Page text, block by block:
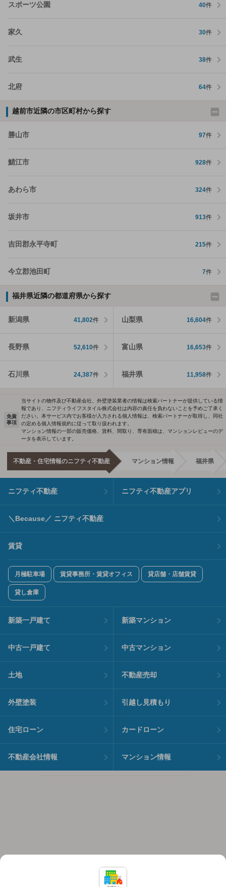
スポーツ公園 40件
家久 30件
武生 38件
北府 64件
越前市近隣の市区町村から探す
勝山市 97件
鯖江市 928件
あわら市 324件
坂井市 913件
吉田郡永平寺町 215件
今立郡池田町 7件
福井県近隣の都道府県から探す
新潟県 41,802件 山梨県 16,604件
長野県 52,610件 富山県 16,653件
石川県 24,387件 福井県 11,958件
免責
事項
当サイトの物件及び不動産会社、外壁塗装業者の情報は検索パートナーが提供している情
報であり、ニフティライフスタイル株式会社は内容の責任を負わないことを予めご了承く
ださい。本サービス内でお客様が入力される個人情報は、検索パートナーが取得し、同社
の定める個人情報規約に従って取り扱われます。
マンション情報の一部の販売価格、賃料、間取り、専有面積は、マンションレビューのデ
ータを表示しています。
不動産・住宅情報のニフティ不動産 マンション情報 福井県
ニフティ不動産 ニフティ不動産アプリ
＼Because／ ニフティ不動産
賃貸
月極駐車場 賃貸事務所・賃貸オフィス 貸店舗・店舗賃貸
貸し倉庫
新築一戸建て 新築マンション
中古一戸建て 中古マンション
土地 不動産売却
外壁塗装 引越し見積もり
住宅ローン カードローン
不動産会社情報 マンション情報